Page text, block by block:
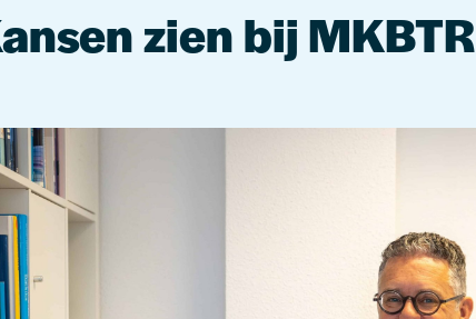
zien bij MKBTR